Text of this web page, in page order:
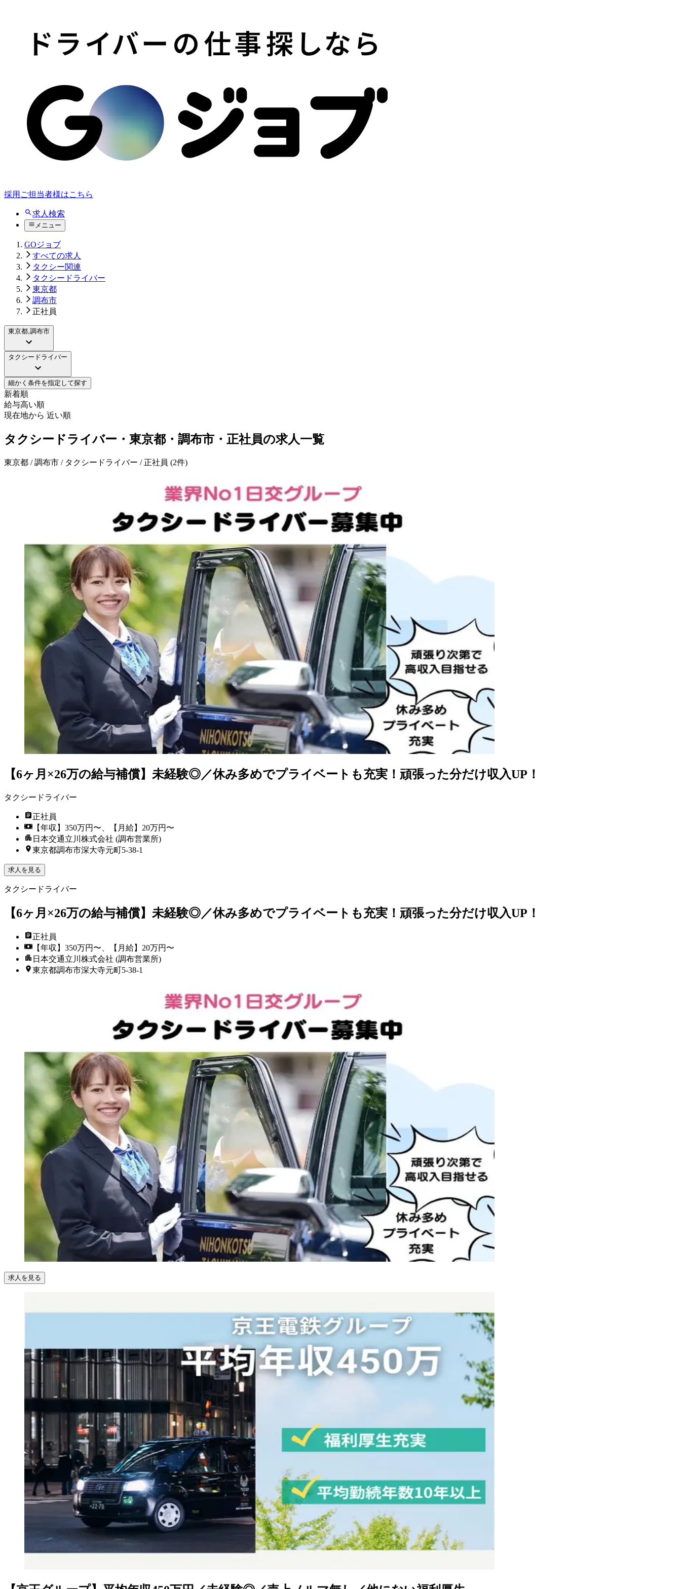
採用ご担当者様はこちら
求人検索
メニュー
GOジョブ
すべての求人
タクシー関連
タクシードライバー
東京都
調布市
正社員
東京都,調布市
タクシードライバー
細かく条件を指定して探す
新着順
給与高い順
現在地から 近い順
タクシードライバー・東京都・調布市・正社員の求人一覧
東京都 / 調布市 / タクシードライバー / 正社員 (2件)
【6ヶ月×26万の給与補償】未経験◎／休み多めでプライベートも充実！頑張った分だけ収入UP！
タクシードライバー
正社員
【年収】350万円〜、【月給】20万円〜
日本交通立川株式会社 (調布営業所)
東京都調布市深大寺元町5-38-1
求人を見る
タクシードライバー
【6ヶ月×26万の給与補償】未経験◎／休み多めでプライベートも充実！頑張った分だけ収入UP！
正社員
【年収】350万円〜、【月給】20万円〜
日本交通立川株式会社 (調布営業所)
東京都調布市深大寺元町5-38-1
求人を見る